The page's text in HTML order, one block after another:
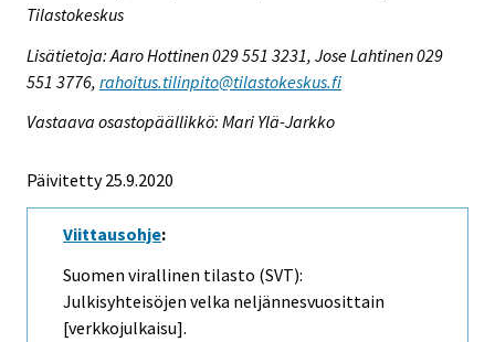
Tilastokeskus
Lisätietoja: Aaro Hottinen 029 551 3231, Jose Lahtinen 029
551 3776, rahoitus.tilinpito@tilastokeskus.fi
Vastaava osastopäällikkö: Mari Ylä-Jarkko
Päivitetty 25.9.2020
Viittausohje:
Suomen virallinen tilasto (SVT):
Julkisyhteisöjen velka neljännesvuosittain
[verkkojulkaisu].